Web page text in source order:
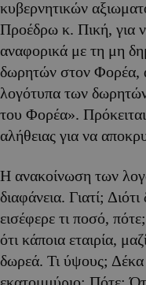
κυβερνητικών
Προέδρω κ. Πική, για
αναφορικά με τη μη
δωρητών στον Φορέα,
λογότυπα των
του Φορέα».
αλήθειας για να
Η ανακοίνωση των
διαφάνεια. Γιατί;
εισέφερε τι ποσό,
ότι κάποια εταιρία,
δωρεά. Τι ύψους; Δέκα